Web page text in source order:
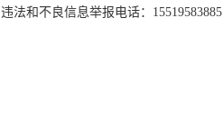
违法和不良信息举报电话：15519583885